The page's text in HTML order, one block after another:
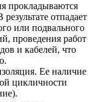
прокладываются
отпадает
или подвального
проведения работ
и кабелей, что
Ее наличие
цикличности